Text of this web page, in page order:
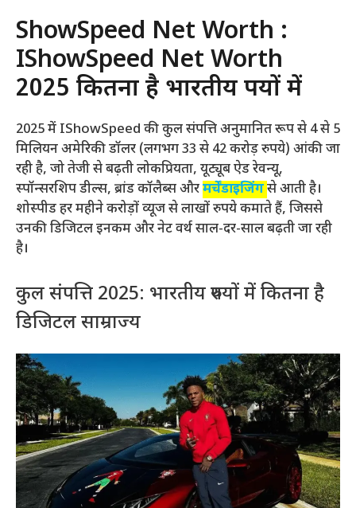
ShowSpeed Net Worth :
IShowSpeed Net Worth
2025 कितना है भारतीय रुपयों में
2025 में IShowSpeed की कुल संपत्ति अनुमानित रूप से 4 से 5
मिलियन अमेरिकी डॉलर (लगभग 33 से 42 करोड़ रुपये) आंकी जा
रही है, जो तेजी से बढ़ती लोकप्रियता, यूट्यूब ऐड रेवन्यू,
स्पॉन्सरशिप डील्स, ब्रांड कॉलैब्स औरमर्चेंडाइजिंगसे आती है।
शोस्पीड हर महीने करोड़ों व्यूज से लाखों रुपये कमाते हैं, जिससे
उनकी डिजिटल इनकम और नेट वर्थ साल-दर-साल बढ़ती जा रही
है।
कुल संपत्ति 2025: भारतीय रुपयों में कितना है
डिजिटल साम्राज्य